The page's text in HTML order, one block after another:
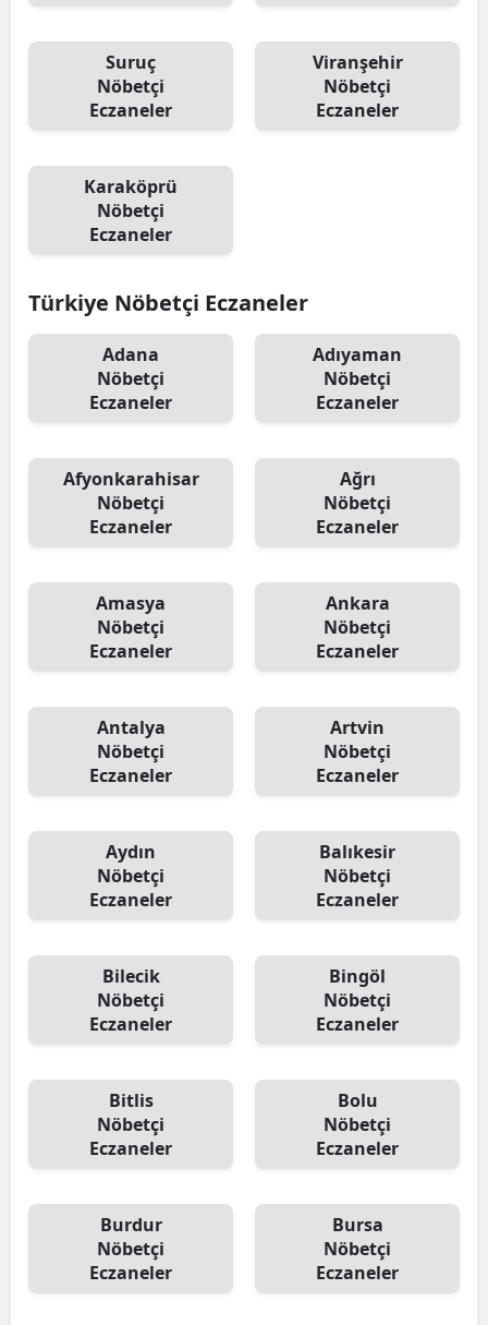
Suruç
Nöbetçi
Eczaneler
Viranşehir
Nöbetçi
Eczaneler
Karaköprü
Nöbetçi
Eczaneler
Türkiye Nöbetçi Eczaneler
Adana
Nöbetçi
Eczaneler
Adıyaman
Nöbetçi
Eczaneler
Afyonkarahisar
Nöbetçi
Eczaneler
Ağrı
Nöbetçi
Eczaneler
Amasya
Nöbetçi
Eczaneler
Ankara
Nöbetçi
Eczaneler
Antalya
Nöbetçi
Eczaneler
Artvin
Nöbetçi
Eczaneler
Aydın
Nöbetçi
Eczaneler
Balıkesir
Nöbetçi
Eczaneler
Bilecik
Nöbetçi
Eczaneler
Bingöl
Nöbetçi
Eczaneler
Bitlis
Nöbetçi
Eczaneler
Bolu
Nöbetçi
Eczaneler
Burdur
Nöbetçi
Eczaneler
Bursa
Nöbetçi
Eczaneler